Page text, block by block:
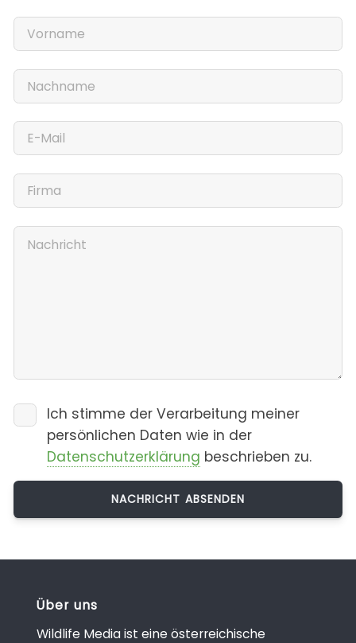
Ich stimme der Verarbeitung meiner
persönlichen Daten wie in der
Datenschutzerklärung beschrieben zu.
Über uns
Wildlife Media ist eine österreichische